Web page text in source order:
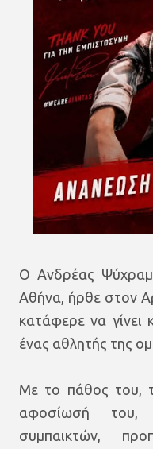
Ο Ανδρέας
Αθήνα, ήρθε στον
κατάφερε να γίνει
ένας αθλητής της
Με το πάθος του,
αφοσίωσή του,
συμπαικτών,